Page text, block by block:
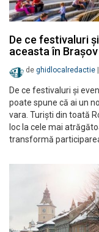
De ce festivaluri
aceasta în Brașov
de ghidlocalredactie
De ce festivaluri şi
poate spune că ai un
vara. Turiști din toată
loc la cele mai
transformă